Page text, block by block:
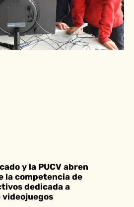
y la PUCV abren
la competencia de
dedicada a